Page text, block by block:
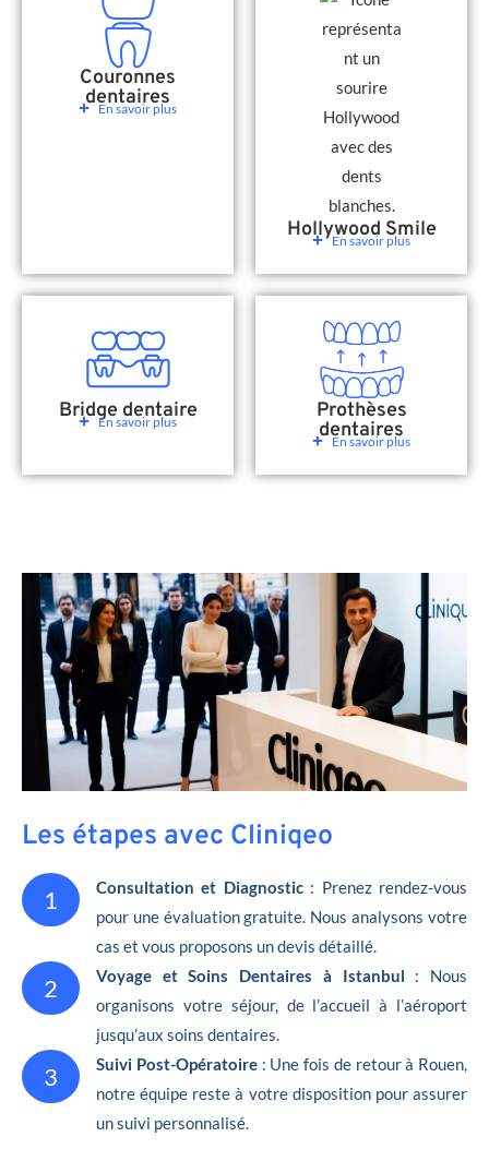
Couronnes
dentaires
En savoir plus
Hollywood Smile
En savoir plus
Bridge dentaire
En savoir plus Prothèses
dentaires
En savoir plus
Les étapes avec Cliniqeo
1 Consultation et Diagnostic: Prenez rendez-vous
pour une évaluation gratuite. Nous analysons votre
cas et vous proposons un devis détaillé.
2 Voyage et Soins Dentaires à Istanbul : Nous
organisons votre séjour, de l’accueil à l’aéroport
jusqu’aux soins dentaires.
3 Suivi Post-Opératoire : Une fois de retour à Rouen,
notre équipe reste à votre disposition pour assurer
un suivi personnalisé.